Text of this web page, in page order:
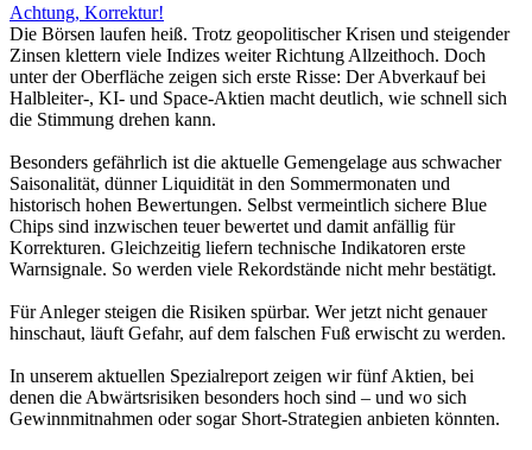
Achtung, Korrektur!
Die Börsen laufen heiß. Trotz geopolitischer Krisen und steigender
Zinsen klettern viele Indizes weiter Richtung Allzeithoch. Doch
unter der Oberfläche zeigen sich erste Risse: Der Abverkauf bei
Halbleiter-, KI- und Space-Aktien macht deutlich, wie schnell sich
die Stimmung drehen kann.
Besonders gefährlich ist die aktuelle Gemengelage aus schwacher
Saisonalität, dünner Liquidität in den Sommermonaten und
historisch hohen Bewertungen. Selbst vermeintlich sichere Blue
Chips sind inzwischen teuer bewertet und damit anfällig für
Korrekturen. Gleichzeitig liefern technische Indikatoren erste
Warnsignale. So werden viele Rekordstände nicht mehr bestätigt.
Für Anleger steigen die Risiken spürbar. Wer jetzt nicht genauer
hinschaut, läuft Gefahr, auf dem falschen Fuß erwischt zu werden.
In unserem aktuellen Spezialreport zeigen wir fünf Aktien, bei
denen die Abwärtsrisiken besonders hoch sind – und wo sich
Gewinnmitnahmen oder sogar Short-Strategien anbieten könnten.